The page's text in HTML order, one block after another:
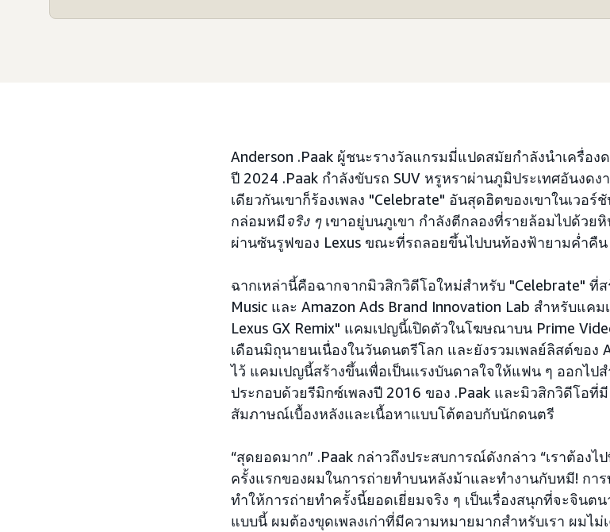
Anderson .Paak ผู้ชนะรางวัลแกรมมี่แปดสมัยกำลังนำเครื่อง
ปี 2024 .Paak กำลังขับรถ SUV หรูหราผ่านภูมิประเทศอันงด
เดียวกันเขาก็ร้องเพลง "Celebrate" อันสุดฮิตของเขาในเวอ
กล่อมหมีจริง ๆเขาอยู่บนภูเขา กำลังตีกลองที่รายล้อมไปด้วย
ผ่านซันรูฟของ Lexus ขณะที่รถลอยขึ้นไปบนท้องฟ้ายามค่ำคืน
ฉากเหล่านี้คือฉากจากมิวสิกวิดีโอใหม่สำหรับ "Celebrate" ที่ส
Music และ Amazon Ads Brand Innovation Lab สำหรับแค
Lexus GX Remix" แคมเปญนี้เปิดตัวในโฆษณาบน Prime
เดือนมิถุนายนเนื่องในวันดนตรีโลก และยังรวมเพลย์ลิสต์ของ
ไว้ แคมเปญนี้สร้างขึ้นเพื่อเป็นแรงบันดาลใจให้แฟน ๆ ออกไป
ประกอบด้วยรีมิกซ์เพลงปี 2016 ของ .Paak และมิวสิกวิดีโอที่
สัมภาษณ์เบื้องหลังและเนื้อหาแบบโต้ตอบกับนักดนตรี
“สุดยอดมาก” .Paak กล่าวถึงประสบการณ์ดังกล่าว “เราต้อง
ครั้งแรกของผมในการถ่ายทำบนหลังม้าและทำงานกับหมี! กา
ทำให้การถ่ายทำครั้งนี้ยอดเยี่ยมจริง ๆ เป็นเรื่องสนุกที่จะจินต
แบบนี้ ผมต้องขุดเพลงเก่าที่มีความหมายมากสำหรับเรา ผมไ